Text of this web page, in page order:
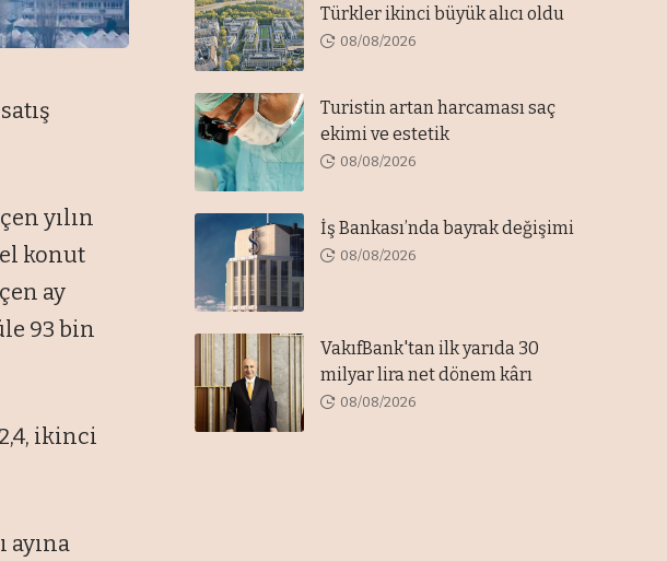
yılın
konut
ay
93 bin
ikinci
ayına
Türkler ikinci büyük alıcı oldu
08/08/2026
Turistin artan harcaması saç
ekimi ve estetik
08/08/2026
İş Bankası’nda bayrak değişimi
08/08/2026
VakıfBank'tan ilk yarıda 30
milyar lira net dönem kârı
08/08/2026